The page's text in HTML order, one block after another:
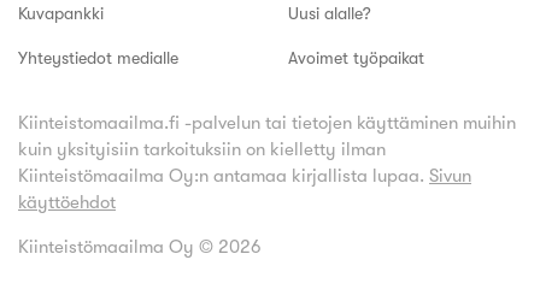
Kuvapankki
Yhteystiedot medialle
Uusi alalle?
Avoimet työpaikat
Kiinteistomaailma.fi -palvelun tai tietojen käyttäminen muihin
kuin yksityisiin tarkoituksiin on kielletty ilman
Kiinteistömaailma Oy:n antamaa kirjallista lupaa. Sivun
käyttöehdot
Kiinteistömaailma Oy © 2026